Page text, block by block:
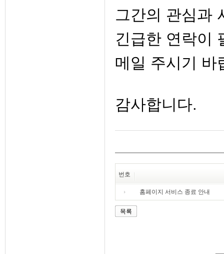
그간의 관심과
긴급한 연락이
메일 주시기 바
감사합니다.
번호
홈페이지 서비스 종료 안내
목록